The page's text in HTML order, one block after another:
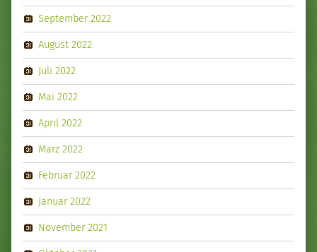
September 2022
August 2022
Juli 2022
Mai 2022
April 2022
März 2022
Februar 2022
Januar 2022
November 2021